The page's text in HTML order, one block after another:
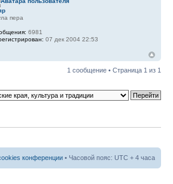
пера
6981
07 дек 2004 22:53
1 сообщение • Страница 1 из 1
конференции • Часовой пояс: UTC + 4 часа